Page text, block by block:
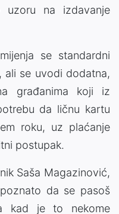
uzoru na izdavanje
se standardni
ali se uvodi dodatna,
građanima koji iz
da ličnu kartu
roku, uz plaćanje
postupak.
Saša Magazinović,
da se pasoš
kad je to nekome